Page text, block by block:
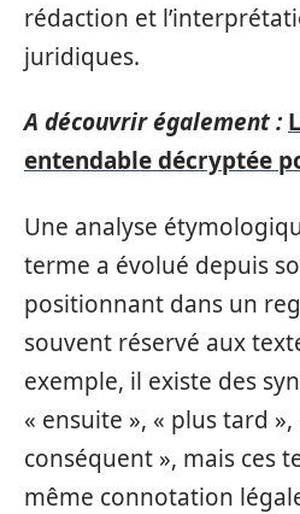
rédaction et
juridiques.
A découvrir également :
entendable décryptée
Une analyse
terme a évolué depuis
positionnant dans un
souvent réservé aux
exemple, il existe des
« ensuite », « plus tard
conséquent », mais ces
même connotation